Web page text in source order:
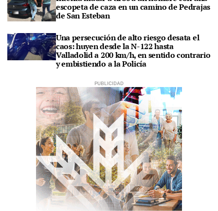
escopeta de caza en un camino de Pedrajas
de San Esteban
Una persecución de alto riesgo desata el
caos: huyen desde la N-122 hasta
Valladolid a 200 km/h, en sentido contrario
y embistiendo a la Policía